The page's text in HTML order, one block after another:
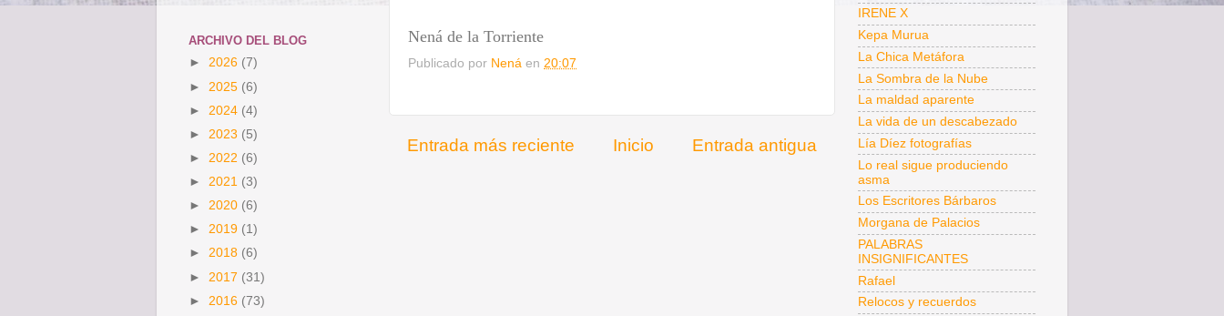
Nená de la Torriente
Publicado por Nená en 20:07
Entrada más reciente Entrada antigua
Inicio
ARCHIVO DEL BLOG
► 2026 (7)
► 2025 (6)
► 2024 (4)
► 2023 (5)
► 2022 (6)
► 2021 (3)
► 2020 (6)
► 2019 (1)
► 2018 (6)
► 2017 (31)
► 2016 (73)
IRENE X
Kepa Murua
La Chica Metáfora
La Sombra de la Nube
La maldad aparente
La vida de un descabezado
Lía Díez fotografías
Lo real sigue produciendo
asma
Los Escritores Bárbaros
Morgana de Palacios
PALABRAS
INSIGNIFICANTES
Rafael
Relocos y recuerdos